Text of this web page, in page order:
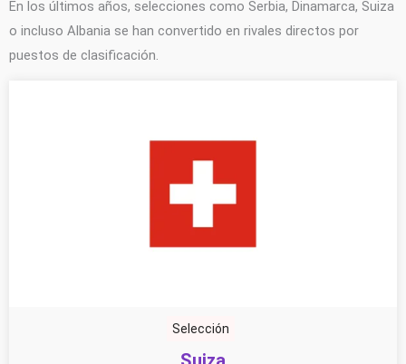
En los últimos años, selecciones como Serbia, Dinamarca, Suiza
o incluso Albania se han convertido en rivales directos por
puestos de clasificación.
Selección